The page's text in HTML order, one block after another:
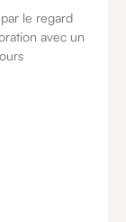
le regard
avec un